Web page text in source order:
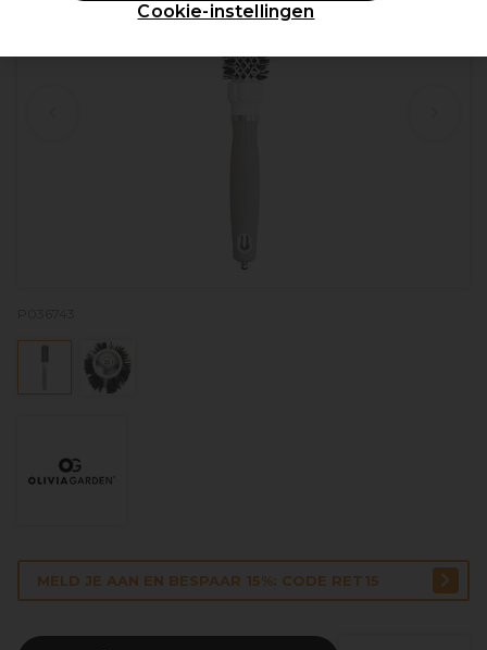
MELD JE AAN EN BESPAAR 15%: CODE RET15
Cookie-instellingen